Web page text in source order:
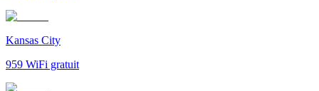
Kansas City
959 WiFi gratuit